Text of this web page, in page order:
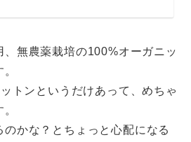
、無農薬栽培の100%オーガニッ
トンというだけあって、めちゃ
のかな？とちょっと心配になる